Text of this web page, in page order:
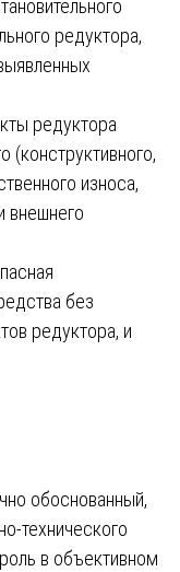
редуктора,
редуктора
(конструктивного,
износа,
внешнего
без
редуктора, и
обоснованный,
технического
в объективном